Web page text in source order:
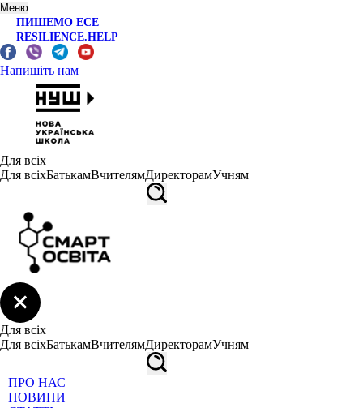
Меню
ПИШЕМО ЕСЕ
RESILIENCE.HELP
Напишіть нам
Для всіх
Для всіхБатькамВчителямДиректорамУчням
Для всіх
Для всіхБатькамВчителямДиректорамУчням
ПРО НАС
НОВИНИ